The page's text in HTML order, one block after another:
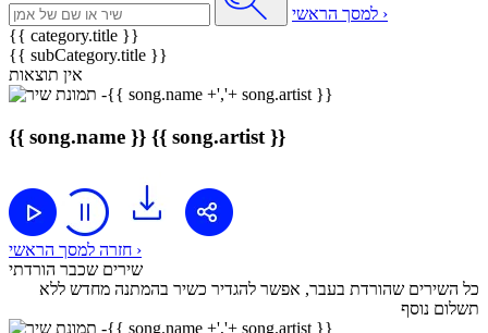
למסך הראשי ›
{{ category.title }}
{{ subCategory.title }}
אין תוצאות
{{ song.name }} {{ song.artist }}
חזרה למסך הראשי ›
שירים שכבר הורדתי
כל השירים שהורדת בעבר, אפשר להגדיר כשיר בהמתנה מחדש ללא
תשלום נוסף